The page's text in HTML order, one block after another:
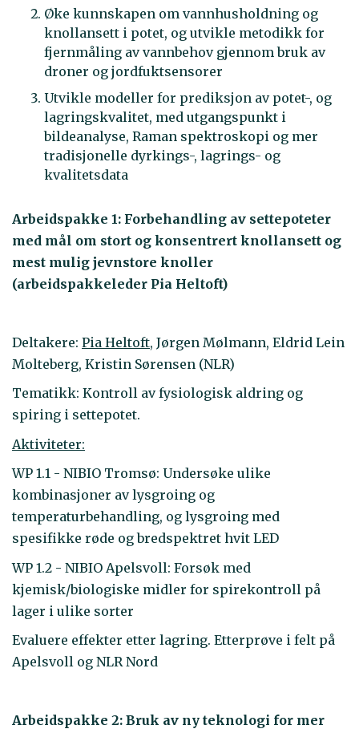
Øke kunnskapen om vannhusholdning og
knollansett i potet, og utvikle metodikk for
fjernmåling av vannbehov gjennom bruk av
droner og jordfuktsensorer
Utvikle modeller for prediksjon av potet-, og
lagringskvalitet, med utgangspunkt i
bildeanalyse, Raman spektroskopi og mer
tradisjonelle dyrkings-, lagrings- og
kvalitetsdata
Arbeidspakke 1: Forbehandling av settepoteter
med mål om stort og konsentrert knollansett og
mest mulig jevnstore knoller
(arbeidspakkeleder Pia Heltoft)
Deltakere: Pia Heltoft, Jørgen Mølmann, Eldrid Lein
Molteberg, Kristin Sørensen (NLR)
Tematikk: Kontroll av fysiologisk aldring og
spiring i settepotet.
Aktiviteter:
WP 1.1 - NIBIO Tromsø: Undersøke ulike
kombinasjoner av lysgroing og
temperaturbehandling, og lysgroing med
spesifikke røde og bredspektret hvit LED
WP 1.2 - NIBIO Apelsvoll: Forsøk med
kjemisk/biologiske midler for spirekontroll på
lager i ulike sorter
Evaluere effekter etter lagring. Etterprøve i felt på
Apelsvoll og NLR Nord
Arbeidspakke 2: Bruk av ny teknologi for mer